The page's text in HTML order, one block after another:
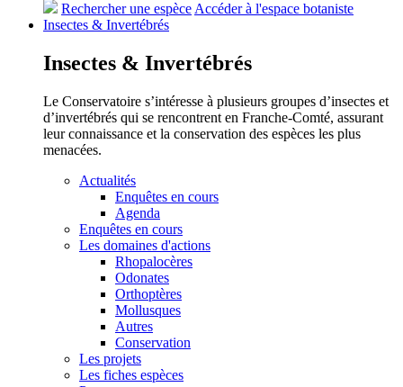
Rechercher une espèceAccéder à l'espace botaniste
Insectes & Invertébrés
Insectes & Invertébrés
Le Conservatoire s’intéresse à plusieurs groupes d’insectes et
d’invertébrés qui se rencontrent en Franche-Comté, assurant
leur connaissance et la conservation des espèces les plus
menacées.
Actualités
Enquêtes en cours
Agenda
Enquêtes en cours
Les domaines d'actions
Rhopalocères
Odonates
Orthoptères
Mollusques
Autres
Conservation
Les projets
Les fiches espèces